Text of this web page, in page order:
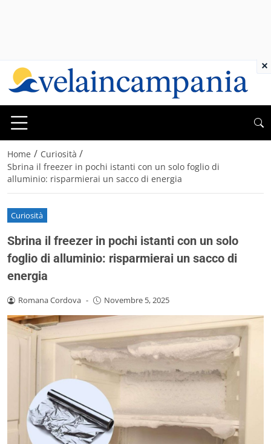
Home / Curiosità /
Sbrina il freezer in pochi istanti con un solo foglio di
alluminio: risparmierai un sacco di energia
Curiosità
Sbrina il freezer in pochi istanti con un solo
foglio di alluminio: risparmierai un sacco di
energia
Romana Cordova - Novembre 5, 2025
×